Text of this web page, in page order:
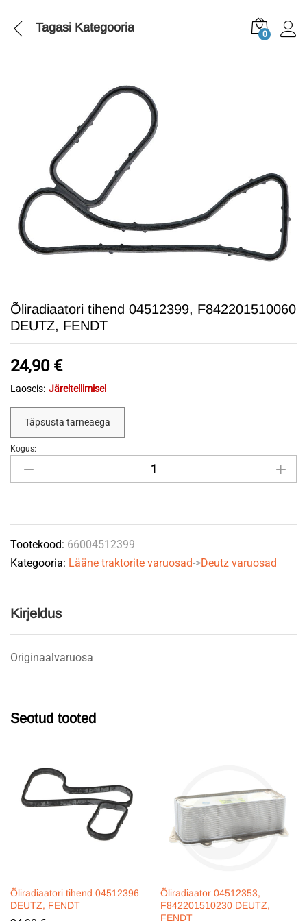
Tagasi Kategooria 0
Õliradiaatori tihend 04512399, F842201510060
DEUTZ, FENDT
24,90 €
Laoseis: Järeltellimisel
Täpsusta tarneaega
Õliradiaatori
tihend
DEUTZ,
FENDT
quantity
Kogus:
Tootekood: 66004512399
Kategooria: Lääne traktorite varuosad->Deutz varuosad
Kirjeldus
Originaalvaruosa
Seotud tooted
Õliradiaatori tihend 04512396
DEUTZ, FENDT
Õliradiaator 04512353,
F842201510230 DEUTZ,
FENDT